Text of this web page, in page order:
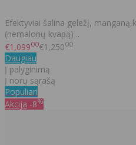
Efektyviai šalina geležį,
(nemalonų kvapą) ..
€1,09900€1,25000
Daugiau
Į palyginimą
Į norų sąrašą
Populiari
Akcija -8%